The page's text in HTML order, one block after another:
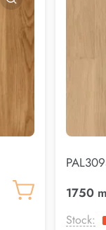
1750
Stock: